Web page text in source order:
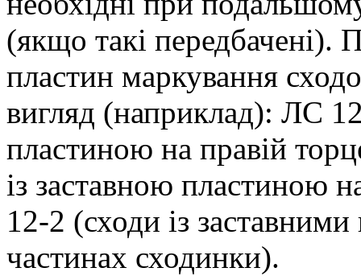
(якщо такі передбачені).
пластин маркування
вигляд (наприклад): ЛС
пластиною на правій
із заставною пластиною
12-2 (сходи із
частинах сходинки).